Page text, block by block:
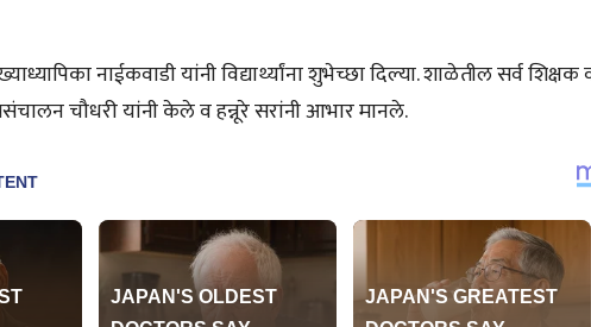
नाईकवाडी यांनी विद्यार्थ्यांना शुभेच्छा दिल्या. शाळेतील सर्व शिक्षक
चौधरी यांनी केले व हन्नूरे सरांनी आभार मानले.